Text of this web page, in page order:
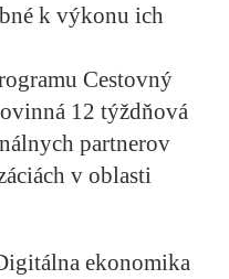
k výkonu ich
Cestovný
12 týždňová
partnerov
v oblasti
ekonomika